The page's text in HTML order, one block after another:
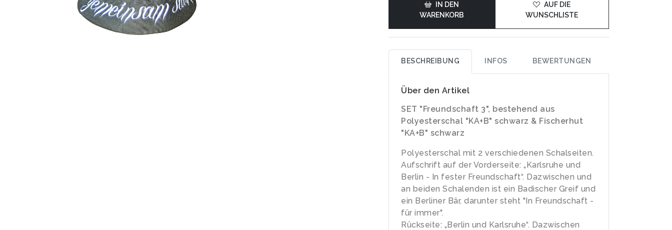
IN DEN
WARENKORB
AUF DIE
WUNSCHLISTE
BESCHREIBUNG INFOS BEWERTUNGEN
Über den Artikel
SET "Freundschaft 3", bestehend aus
Polyesterschal "KA+B" schwarz & Fischerhut
"KA+B" schwarz
Polyesterschal mit 2 verschiedenen Schalseiten.
Aufschrift auf der Vorderseite: „Karlsruhe und
Berlin - In fester Freundschaft“. Dazwischen und
an beiden Schalenden ist ein Badischer Greif und
ein Berliner Bär, darunter steht "In Freundschaft -
für immer".
Rückseite: „Berlin und Karlsruhe“. Dazwischen